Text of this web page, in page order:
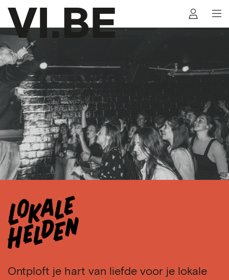
Ontploft je hart van liefde voor je lokale